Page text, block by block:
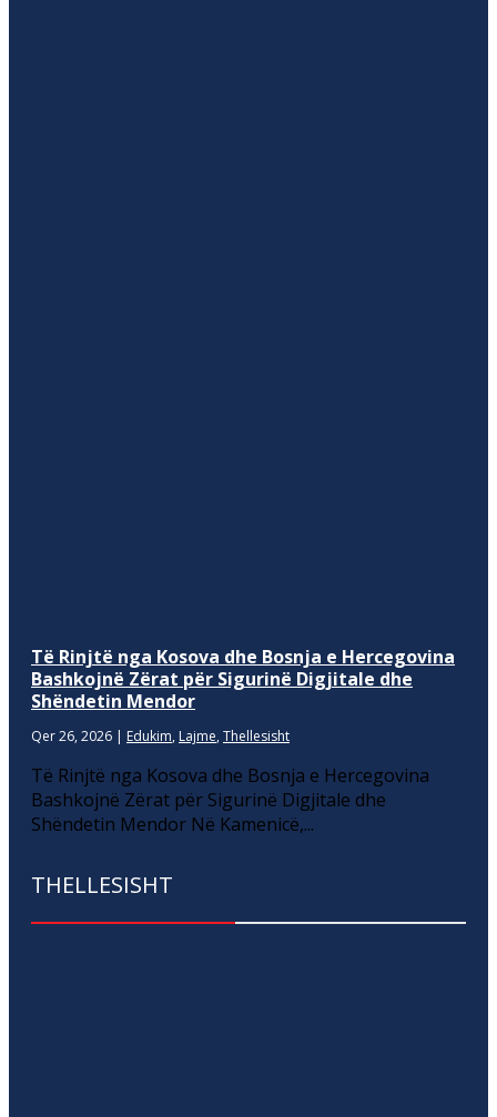
Të Rinjtë nga Kosova dhe Bosnja e Hercegovina
Bashkojnë Zërat për Sigurinë Digjitale dhe
Shëndetin Mendor
Qer 26, 2026 | Edukim, Lajme, Thellesisht
Të Rinjtë nga Kosova dhe Bosnja e Hercegovina
Bashkojnë Zërat për Sigurinë Digjitale dhe
Shëndetin Mendor Në Kamenicë,...
THELLESISHT